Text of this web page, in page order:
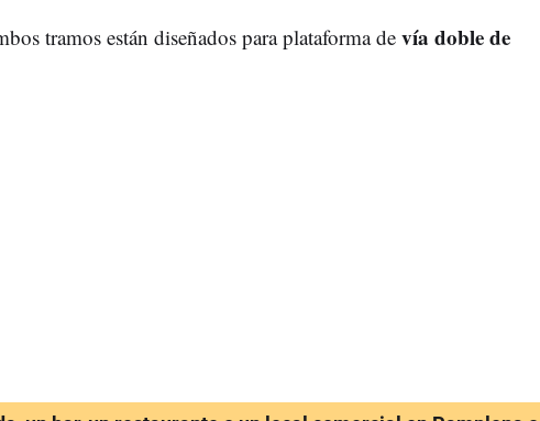
tramos están diseñados para plataforma de vía doble de